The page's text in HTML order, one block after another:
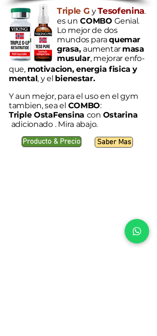
Triple G yTesofenina.
es un COMBOGenial.
Lo mejor de dos
mundos paraquemar
grasa, aumentar masa
musular, mejorar enfo-
que, motivacion,energia fisica y
mental, y el bienestar.
Y aun mejor, para el uso en el gym
tambien, sea el COMBO:
Triple OstaFensina con Ostarina
adicionado . Mira abajo.
Producto & Precio Saber Mas